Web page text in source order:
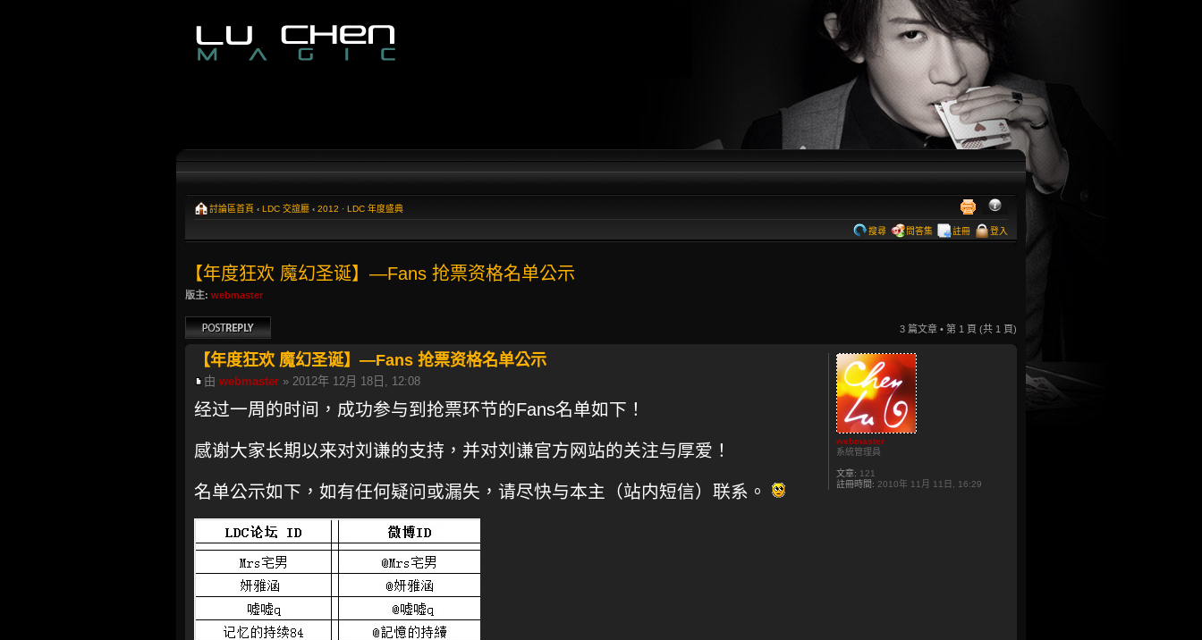
討論區首頁 ‹ LDC 交誼廳 ‹ 2012 · LDC 年度盛典
搜尋 問答集 註冊 登入
【年度狂欢 魔幻圣诞】—Fans 抢票资格名单公示
版主: webmaster
發表回覆 3 篇文章 • 第 1 頁 (共 1 頁)
【年度狂欢 魔幻圣诞】—Fans 抢票资格名单公示
由 webmaster » 2012年 12月 18日, 12:08
经过一周的时间，成功参与到抢票环节的Fans名单如下！
感谢大家长期以来对刘谦的支持，并对刘谦官方网站的关注与厚爱！
名单公示如下，如有任何疑问或漏失，请尽快与本主（站内短信）联系。
webmaster
系統管理員
文章: 121
註冊時間: 2010年 11月 11日, 16:29